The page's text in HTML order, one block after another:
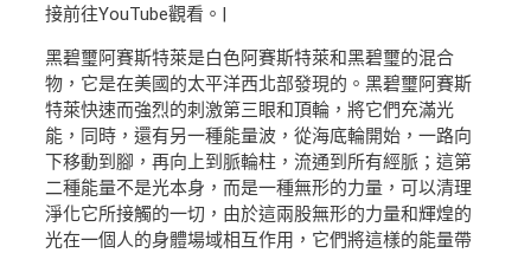
接前往YouTube觀看。|
黑碧璽阿賽斯特萊是白色阿賽斯特萊和黑碧璽的混合
物，它是在美國的太平洋西北部發現的。黑碧璽阿賽斯
特萊快速而強烈的刺激第三眼和頂輪，將它們充滿光
能，同時，還有另一種能量波，從海底輪開始，一路向
下移動到腳，再向上到脈輪柱，流通到所有經脈；這第
二種能量不是光本身，而是一種無形的力量，可以清理
淨化它所接觸的一切，由於這兩股無形的力量和輝煌的
光在一個人的身體場域相互作用，它們將這樣的能量帶